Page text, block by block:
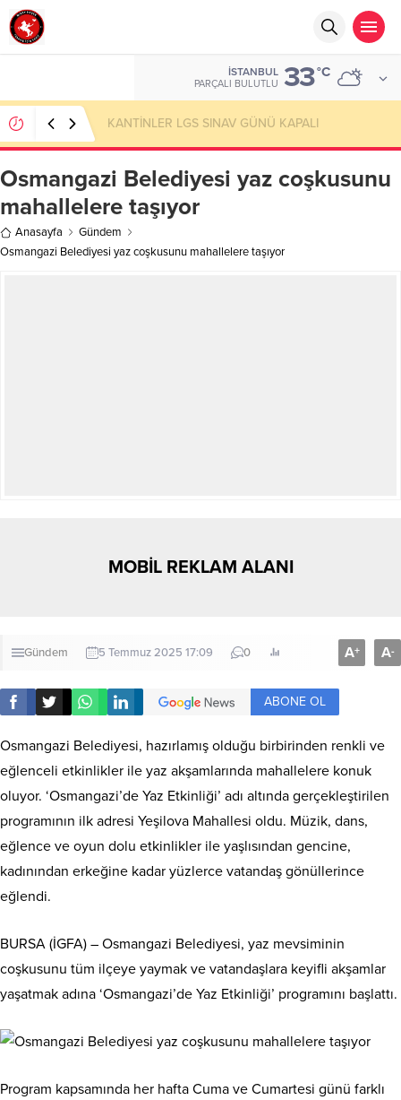
İSTANBUL
PARÇALI BULUTLU 33°C
sıfır atık yaşam kültürü yaygınlaştırmaktır
Osmangazi Belediyesi yaz coşkusunu
mahallelere taşıyor
Anasayfa
Gündem
Osmangazi Belediyesi yaz coşkusunu mahallelere taşıyor
MOBİL REKLAM ALANI
Gündem 5 Temmuz 2025 17:09 0 A+ A-
ABONE OL
Osmangazi Belediyesi, hazırlamış olduğu birbirinden renkli ve
eğlenceli etkinlikler ile yaz akşamlarında mahallelere konuk
oluyor. ‘Osmangazi’de Yaz Etkinliği’ adı altında gerçekleştirilen
programının ilk adresi Yeşilova Mahallesi oldu. Müzik, dans,
eğlence ve oyun dolu etkinlikler ile yaşlısından gencine,
kadınından erkeğine kadar yüzlerce vatandaş gönüllerince
eğlendi.
BURSA (İGFA) – Osmangazi Belediyesi, yaz mevsiminin
coşkusunu tüm ilçeye yaymak ve vatandaşlara keyifli akşamlar
yaşatmak adına ‘Osmangazi’de Yaz Etkinliği’ programını başlattı.
Program kapsamında her hafta Cuma ve Cumartesi günü farklı